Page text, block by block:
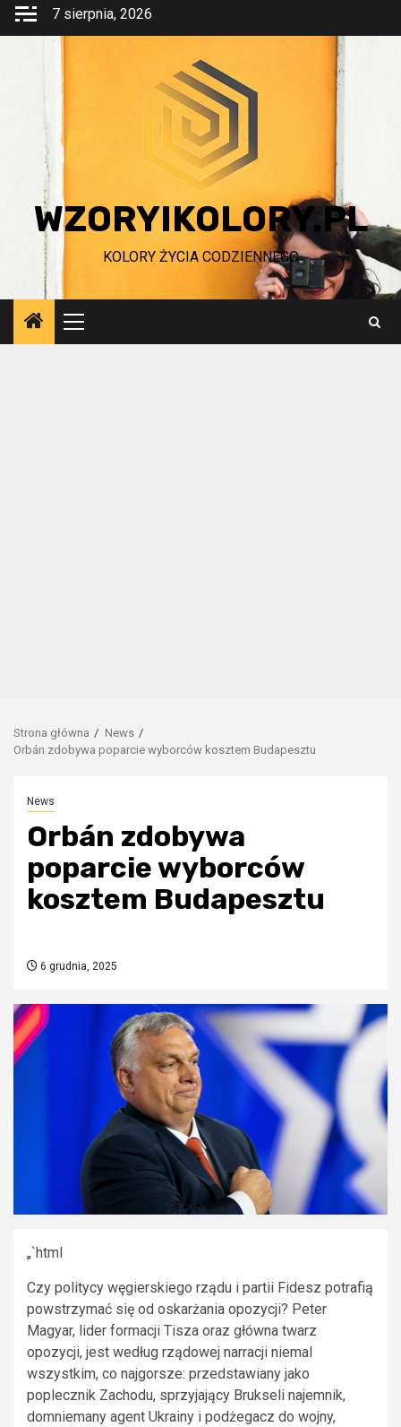
Przejdź
7 sierpnia, 2026
WZORYIKOLORY.PL
KOLORY ŻYCIA CODZIENNEGO
Menu
główne
Strona główna
News
Orbán zdobywa poparcie wyborców kosztem Budapesztu
News
Orbán zdobywa
poparcie wyborców
kosztem Budapesztu
6 grudnia, 2025
„`html
Czy politycy węgierskiego rządu i partii Fidesz potrafią
powstrzymać się od oskarżania opozycji? Peter
Magyar, lider formacji Tisza oraz główna twarz
opozycji, jest według rządowej narracji niemal
wszystkim, co najgorsze: przedstawiany jako
poplecznik Zachodu, sprzyjający Brukseli najemnik,
domniemany agent Ukrainy i podżegacz do wojny,